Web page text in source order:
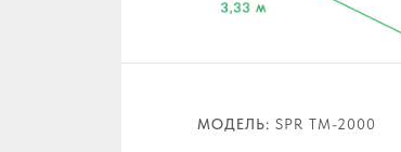
МОДЕЛЬ: SPR ТМ-2000